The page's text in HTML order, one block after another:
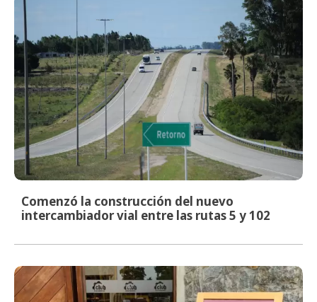
Comenzó la construcción del nuevo
intercambiador vial entre las rutas 5 y 102